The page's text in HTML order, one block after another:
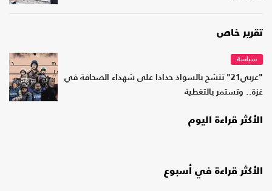
تقرير خاص
سياسة
"عربي21" تتشح بالسواد حدادا على شهداء الصحافة في
غزة.. وتستمر بالتغطية
الأكثر قراءة اليوم
الأكثر قراءة في أسبوع